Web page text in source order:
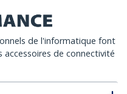
de l'informatique font
accessoires de connectivité